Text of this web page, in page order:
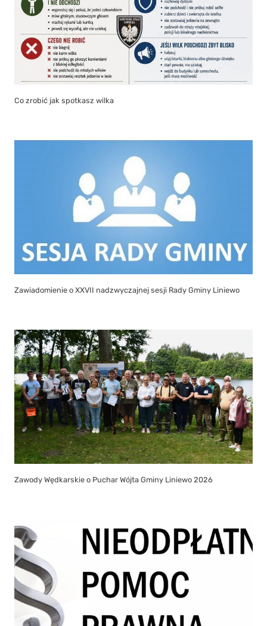
Co zrobić jak spotkasz wilka
Zawiadomienie o XXVII nadzwyczajnej sesji Rady Gminy Liniewo
Zawody Wędkarskie o Puchar Wójta Gminy Liniewo 2026